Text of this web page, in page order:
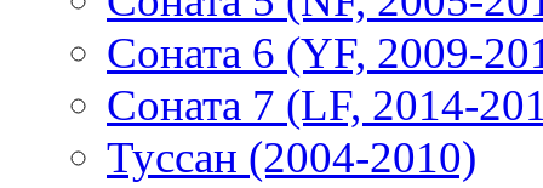
Соната 6 (YF, 2009-
Соната 7 (LF, 2014-
Туссан (2004-2010)